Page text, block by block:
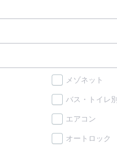
メゾネット
バス・トイレ別
エアコン
オートロック